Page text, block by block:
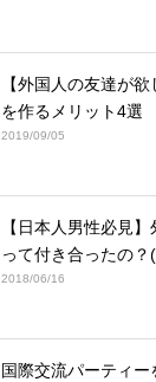
【外国人の友達が
を作るメリット4選
2019/09/05
【日本人男性必見
って付き合ったの？
2018/06/16
国際交流パーティ